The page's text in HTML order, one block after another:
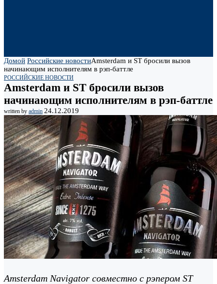
Домой Российские новостиAmsterdam и ST бросили вызов
начинающим исполнителям в рэп-баттле
РОССИЙСКИЕ НОВОСТИ
Amsterdam и ST бросили вызов
начинающим исполнителям в рэп-баттле
written by admin 24.12.2019
Amsterdam Navigator совместно с рэпером ST